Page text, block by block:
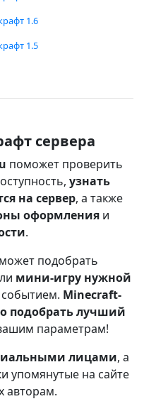
1.6
1.5
сервера
поможет проверить
узнать
на сервер, а также
оформления и
.
подобрать
мини-игру нужной
Minecraft-
подобрать лучший
параметрам!
лицами, а
упомянутые на сайте
авторам.